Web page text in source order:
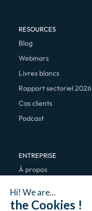
Hi! We are...
the Cookies !
RESOURCES
Blog
Webinars
Livres blancs
Rapport sectoriel 2026
Cas clients
Podcast
ENTREPRISE
À propos
Contact